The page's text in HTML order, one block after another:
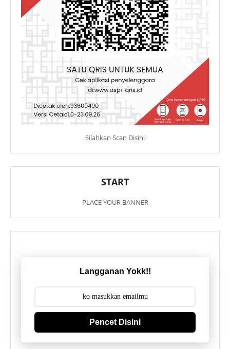
Silahkan Scan Disini
START
PLACE YOUR BANNER
Langganan Yokk!!
Pencet Disini